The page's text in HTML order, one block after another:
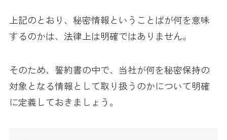
上記のとおり、秘密情報ということばが何を意味
するのかは、法律上は明確ではありません。
そのため、誓約書の中で、当社が何を秘密保持の
対象となる情報として取り扱うのかについて明確
に定義しておきましょう。